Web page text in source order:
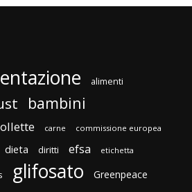
alimenti
bambini
carne commissione europea
dieta diritti efsa etichetta
glifosato Greenpeace